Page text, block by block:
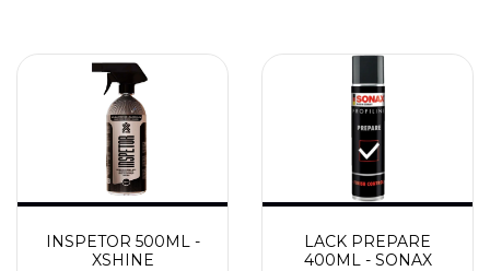
INSPETOR 500ML -
XSHINE
LACK PREPARE
400ML - SONAX